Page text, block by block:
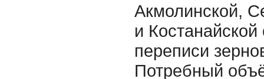
Акмолинской,
и
переписи
Потребный